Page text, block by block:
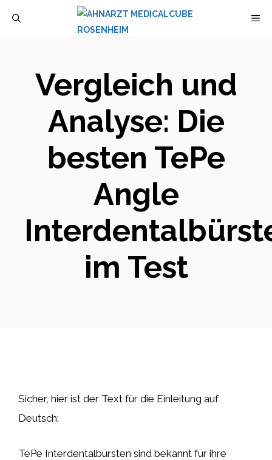
Vergleich und
Analyse: Die
besten TePe
Angle
im Test
Sicher, hier ist der Text für die Einleitung auf
Deutsch:
TePe Interdentalbürsten sind bekannt für ihre